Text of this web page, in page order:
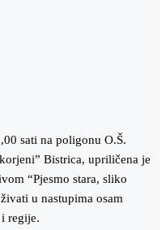
sati na poligonu O.Š.
Bistrica, upriličena je
“Pjesmo stara, sliko
u nastupima osam
regije.